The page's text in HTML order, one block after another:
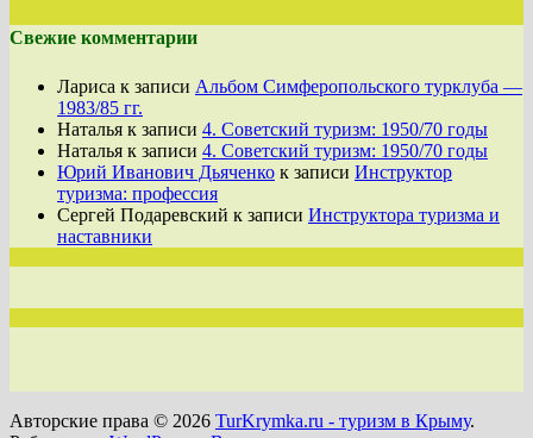
Свежие комментарии
Лариса к записи Альбом Симферопольского турклуба —
1983/85 гг.
Наталья к записи 4. Советский туризм: 1950/70 годы
Наталья к записи 4. Советский туризм: 1950/70 годы
Юрий Иванович Дьяченко к записи Инструктор
туризма: профессия
Сергей Подаревский к записи Инструктора туризма и
наставники
Авторские права © 2026 TurKrymka.ru - туризм в Крыму.